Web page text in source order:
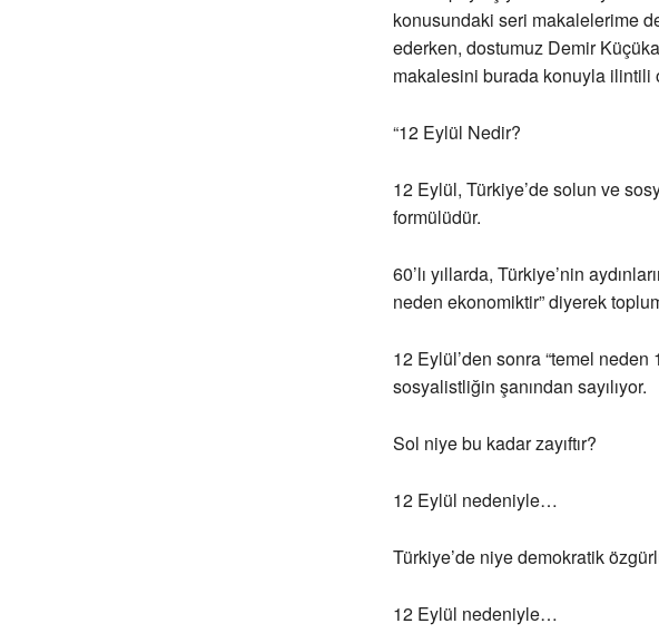
konusundaki seri makalelerime
ederken, dostumuz Demir
makalesini burada konuyla ilintili
“12 Eylül Nedir?
12 Eylül, Türkiye’de solun ve
formülüdür.
60’lı yıllarda, Türkiye’nin
neden ekonomiktir” diyerek
12 Eylül’den sonra “temel neden
sosyalistliğin şanından sayılıyor.
Sol niye bu kadar zayıftır?
12 Eylül nedeniyle…
Türkiye’de niye demokratik
12 Eylül nedeniyle…